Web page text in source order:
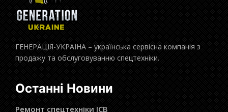
ГЕНЕРАЦІЯ-УКРАЇНА – українська сервісна компанія з
продажу та обслуговуванню спецтехніки.
Останні Новини
Ремонт спецтехніки JCB